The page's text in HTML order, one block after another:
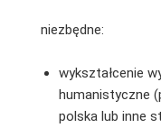
niezbędne:
wykształcenie
humanistyczne
polska lub inne